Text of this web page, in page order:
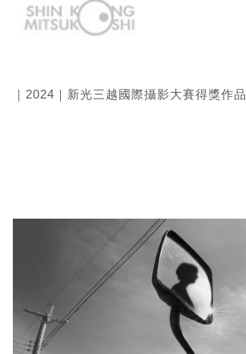
｜2024｜新光三越國際攝影大賽得獎作品